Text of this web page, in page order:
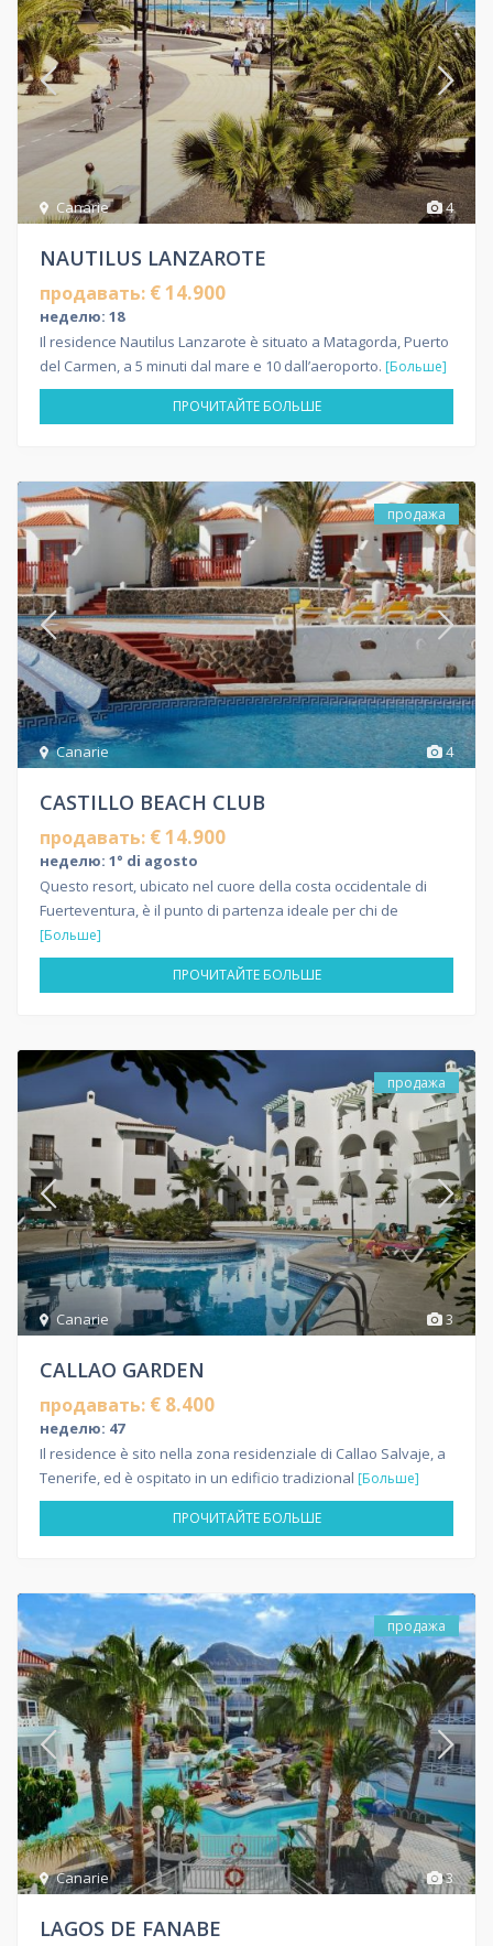
4
Canarie
NAUTILUS LANZAROTE
продавать: € 14.900
неделю: 18
Il residence Nautilus Lanzarote è situato a Matagorda, Puerto
del Carmen, a 5 minuti dal mare e 10 dall’aeroporto. [Больше]
ПРОЧИТАЙТЕ БОЛЬШЕ
4
Canarie
продажа
CASTILLO BEACH CLUB
продавать: € 14.900
неделю: 1° di agosto
Questo resort, ubicato nel cuore della costa occidentale di
Fuerteventura, è il punto di partenza ideale per chi de
[Больше]
ПРОЧИТАЙТЕ БОЛЬШЕ
3
Canarie
продажа
CALLAO GARDEN
продавать: € 8.400
неделю: 47
Il residence è sito nella zona residenziale di Callao Salvaje, a
Tenerife, ed è ospitato in un edificio tradizional [Больше]
ПРОЧИТАЙТЕ БОЛЬШЕ
3
Canarie
продажа
LAGOS DE FANABE